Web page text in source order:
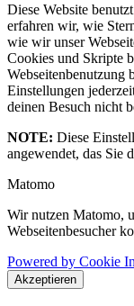
Diese Website
erfahren wir, wie
wie wir unser
Cookies und Skripte
Webseitenbenutzung
Einstellungen
deinen Besuch nicht
NOTE: Diese
angewendet, das Sie
Matomo
Wir nutzen Matomo,
Webseitenbesucher
Powered by Cookie
Akzeptieren